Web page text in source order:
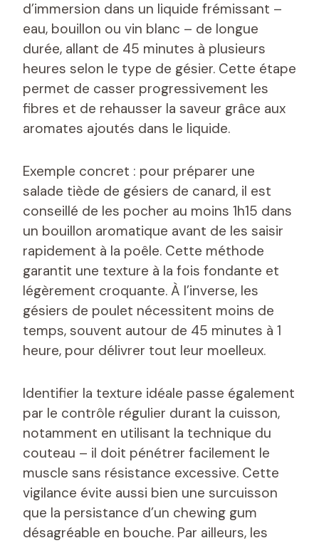
d’immersion dans un liquide frémissant –
eau, bouillon ou vin blanc – de longue
durée, allant de 45 minutes à plusieurs
heures selon le type de gésier. Cette étape
permet de casser progressivement les
fibres et de rehausser la saveur grâce aux
aromates ajoutés dans le liquide.
Exemple concret : pour préparer une
salade tiède de gésiers de canard, il est
conseillé de les pocher au moins 1h15 dans
un bouillon aromatique avant de les saisir
rapidement à la poêle. Cette méthode
garantit une texture à la fois fondante et
légèrement croquante. À l’inverse, les
gésiers de poulet nécessitent moins de
temps, souvent autour de 45 minutes à 1
heure, pour délivrer tout leur moelleux.
Identifier la texture idéale passe également
par le contrôle régulier durant la cuisson,
notamment en utilisant la technique du
couteau – il doit pénétrer facilement le
muscle sans résistance excessive. Cette
vigilance évite aussi bien une surcuisson
que la persistance d’un chewing gum
désagréable en bouche. Par ailleurs, les